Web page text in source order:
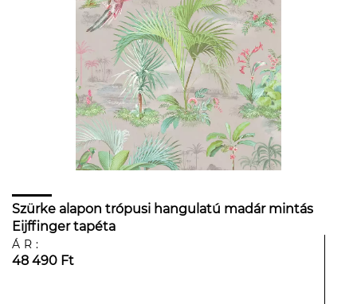
Szürke alapon trópusi hangulatú madár mintás
Eijffinger tapéta
ÁR:
48 490 Ft